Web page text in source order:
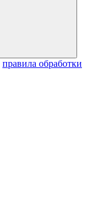
правила обработки